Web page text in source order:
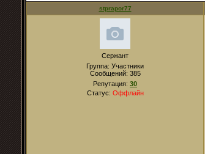
stprapor77
Сержант
Группа: Участники
Сообщений: 385
Репутация: 30
Статус: Оффлайн